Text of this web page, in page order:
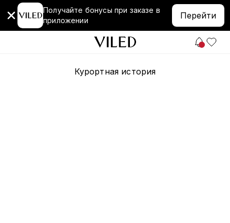
Получайте бонусы при заказе в
приложении
Перейти
Курортная история